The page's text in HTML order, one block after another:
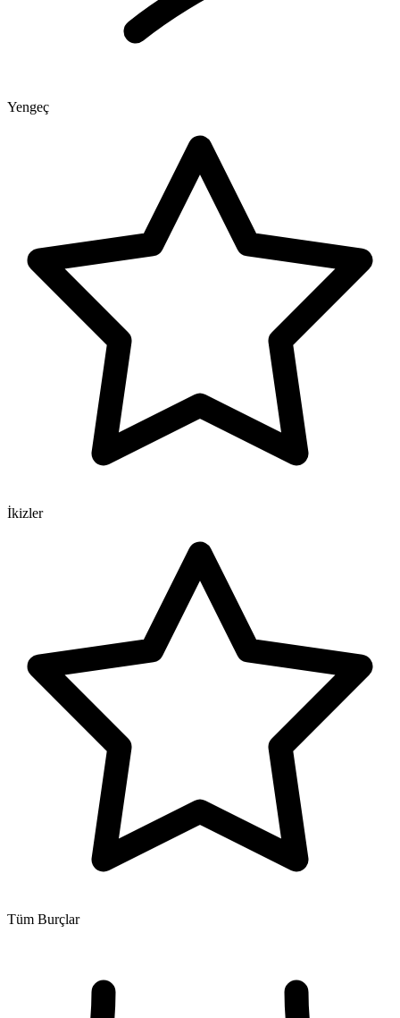
Yengeç
İkizler
Tüm Burçlar